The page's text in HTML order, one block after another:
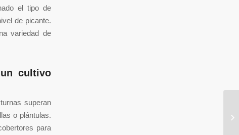
el tipo de
de picante.
variedad de
cultivo
superan
o plántulas.
para
to